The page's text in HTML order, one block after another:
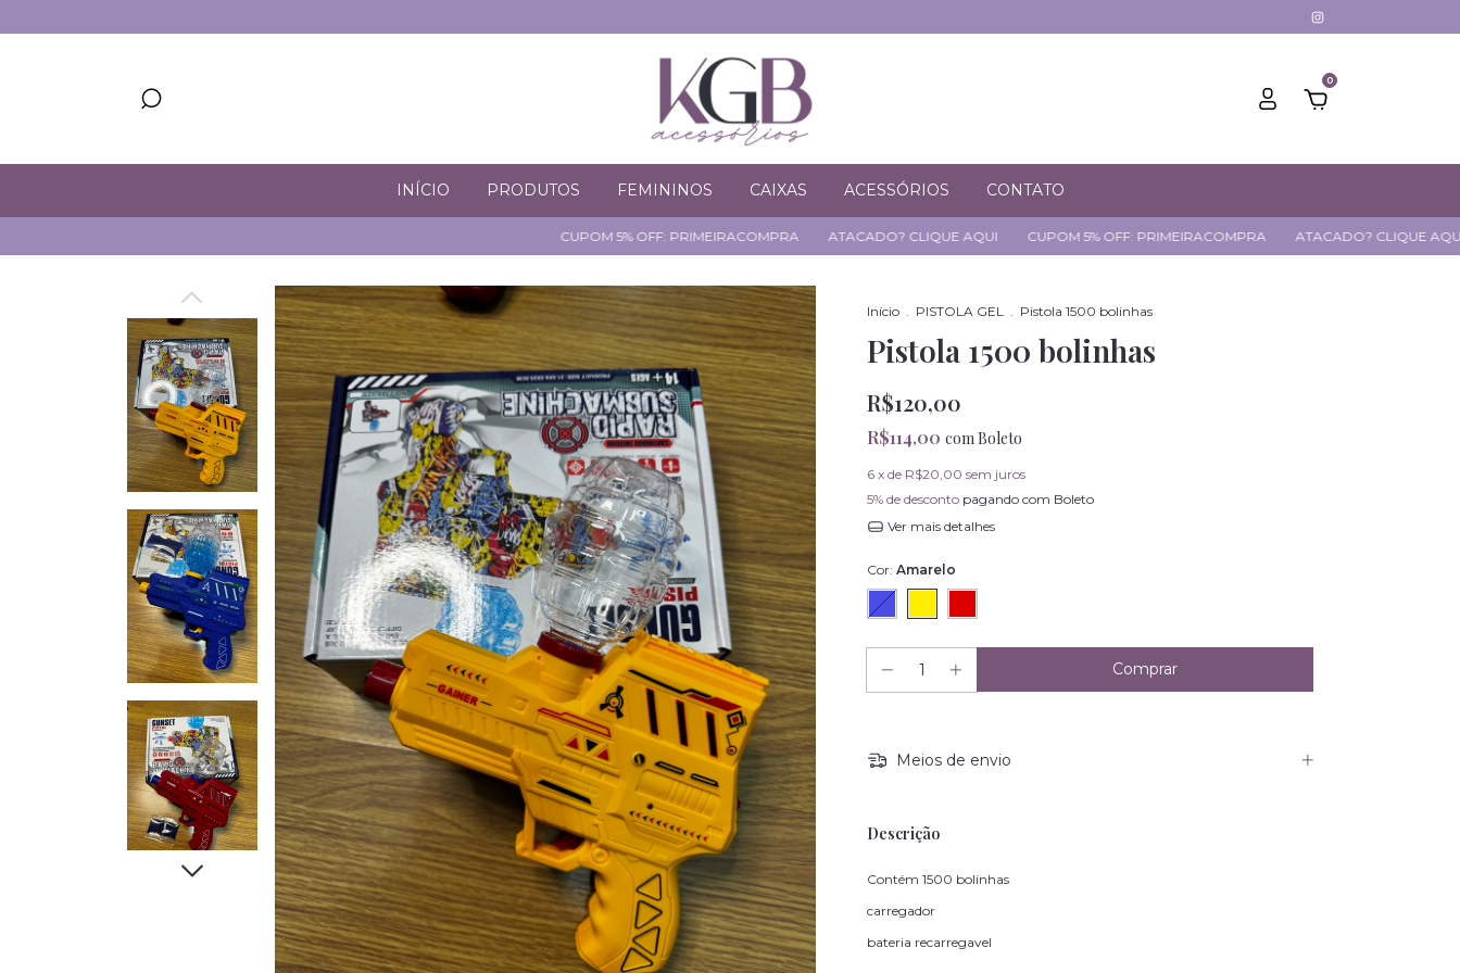
0
INÍCIO PRODUTOS FEMININOS CAIXAS ACESSÓRIOS CONTATO
CUPOM 5% OFF: PRIMEIRACOMPRA ATACADO? CLIQUE AQUI CUPOM 5% OFF: PRIMEIRACOMPRA ATACADO? CLIQUE AQUI
Início . PISTOLA GEL . Pistola 1500 bolinhas
Pistola 1500 bolinhas
R$120,00
R$114,00 comBoleto
6 x de R$20,00 sem juros
5% de desconto pagando com Boleto
Ver mais detalhes
Cor: Amarelo
Meios de envio
Descrição
Contém 1500 bolinhas
carregador
bateria recarregavel